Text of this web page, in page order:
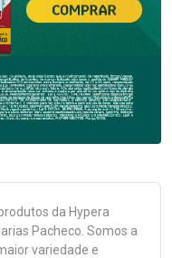
da Hypera
Pacheco. Somos a
variedade e